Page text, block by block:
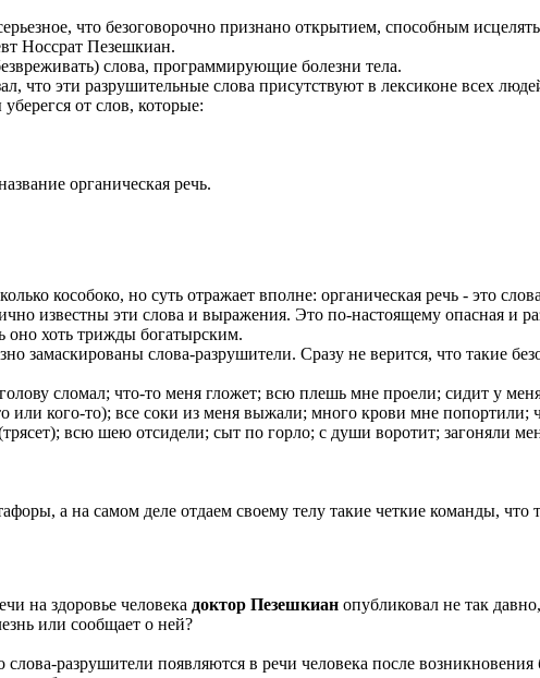
что безоговорочно признано открытием, способным
Носсрат Пезешкиан.
слова, программирующие болезни тела.
что эти разрушительные слова присутствуют в лексиконе всех
от слов, которые:
органическая речь.
кособоко, но суть отражает вполне: органическая речь - это
известны эти слова и выражения. Это по-настоящему опасная и
оно хоть трижды богатырским.
замаскированы слова-разрушители. Сразу не верится, что такие
сломал; что-то меня гложет; всю плешь мне проели; сидит у
или кого-то); все соки из меня выжали; много крови мне попортили;
всю шею отсидели; сыт по горло; с души воротит; загоняли
а на самом деле отдаем своему телу такие четкие команды, что
на здоровье человека доктор Пезешкиан опубликовал не так
или сообщает о ней?
разрушители появляются в речи человека после возникновения